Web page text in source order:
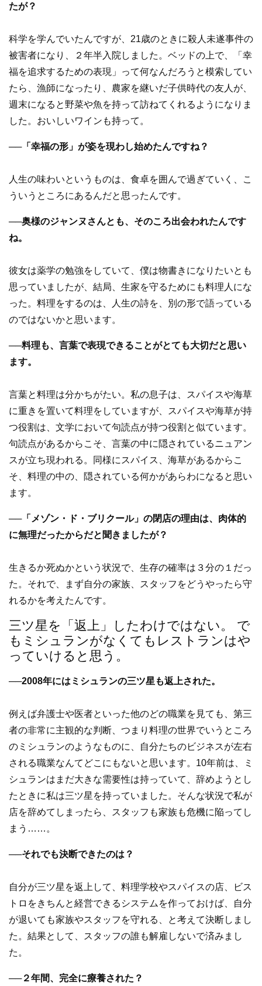
たが？
科学を学んでいたんですが、21歳のときに殺人未遂事件の
被害者になり、２年半入院しました。ベッドの上で、「幸
福を追求するための表現」って何なんだろうと模索してい
たら、漁師になったり、農家を継いだ子供時代の友人が、
週末になると野菜や魚を持って訪ねてくれるようになりま
した。おいしいワインも持って。
──「幸福の形」が姿を現わし始めたんですね？
人生の味わいというものは、食卓を囲んで過ぎていく、こ
ういうところにあるんだと思ったんです。
──奥様のジャンヌさんとも、そのころ出会われたんです
ね。
彼女は薬学の勉強をしていて、僕は物書きになりたいとも
思っていましたが、結局、生家を守るためにも料理人にな
った。料理をするのは、人生の詩を、別の形で語っている
のではないかと思います。
──料理も、言葉で表現できることがとても大切だと思い
ます。
言葉と料理は分かちがたい。私の息子は、スパイスや海草
に重きを置いて料理をしていますが、スパイスや海草が持
つ役割は、文学において句読点が持つ役割と似ています。
句読点があるからこそ、言葉の中に隠されているニュアン
スが立ち現われる。同様にスパイス、海草があるからこ
そ、料理の中の、隠されている何かがあらわになると思い
ます。
──「メゾン・ド・ブリクール」の閉店の理由は、肉体的
に無理だったからだと聞きましたが？
生きるか死ぬかという状況で、生存の確率は３分の１だっ
た。それで、まず自分の家族、スタッフをどうやったら守
れるかを考えたんです。
三ツ星を「返上」したわけではない。 で
もミシュランがなくてもレストランはや
っていけると思う。
──2008年にはミシュランの三ツ星も返上された。
例えば弁護士や医者といった他のどの職業を見ても、第三
者の非常に主観的な判断、つまり料理の世界でいうところ
のミシュランのようなものに、自分たちのビジネスが左右
される職業なんてどこにもないと思います。10年前は、ミ
シュランはまだ大きな需要性は持っていて、辞めようとし
たときに私は三ツ星を持っていました。そんな状況で私が
店を辞めてしまったら、スタッフも家族も危機に陥ってし
まう……。
──それでも決断できたのは？
自分が三ツ星を返上して、料理学校やスパイスの店、ビス
トロをきちんと経営できるシステムを作っておけば、自分
が退いても家族やスタッフを守れる、と考えて決断しまし
た。結果として、スタッフの誰も解雇しないで済みまし
た。
──２年間、完全に療養された？